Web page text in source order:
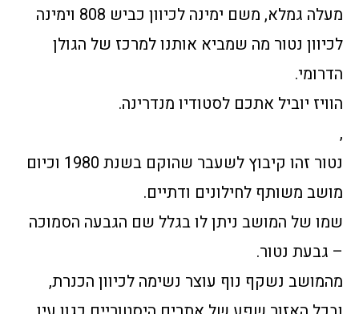
מעלה גמלא, משם ימינה לכיוון כביש 808 וימינה
לכיוון נטור מה שמביא אותנו למרכז של הגולן
הדרומי.
הוויז יוביל אתכם לסטודיו מנדרינה.
,
נטור זהו קיבוץ לשעבר שהוקם בשנת 1980 וכיום
מושב משותף לחילונים ודתיים.
שמו של המושב ניתן לו בגלל שם הגבעה הסמוכה
– גבעת נטור.
מהמושב נשקף נוף עוצר נשימה לכיוון הכנרת,